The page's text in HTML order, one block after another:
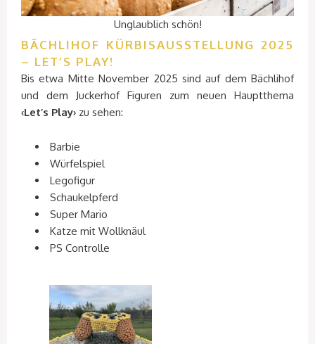
Unglaublich schön!
BÄCHLIHOF KÜRBISAUSSTELLUNG 2025
– LET’S PLAY!
Bis etwa Mitte November 2025 sind auf dem Bächlihof
und dem Juckerhof Figuren zum neuen Hauptthema
‹Let’s Play› zu sehen:
Barbie
Würfelspiel
Legofigur
Schaukelpferd
Super Mario
Katze mit Wollknäul
PS Controlle